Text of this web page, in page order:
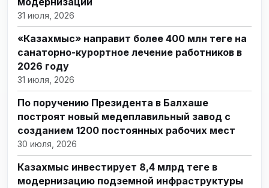
31 июля, 2026
«Казахмыс» направит более 400 млн теңге на
санаторно-курортное лечение работников в
2026 году
31 июля, 2026
По поручению Президента в Балхаше
построят новый медеплавильный завод с
созданием 1200 постоянных рабочих мест
30 июля, 2026
Казахмыс инвестирует 8,4 млрд теңге в
модернизацию подземной инфраструктуры